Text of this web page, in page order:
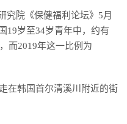
究院《保健福利论坛》5月
19岁至34岁青年中，约有
而2019年这一比例为
在韩国首尔清溪川附近的街